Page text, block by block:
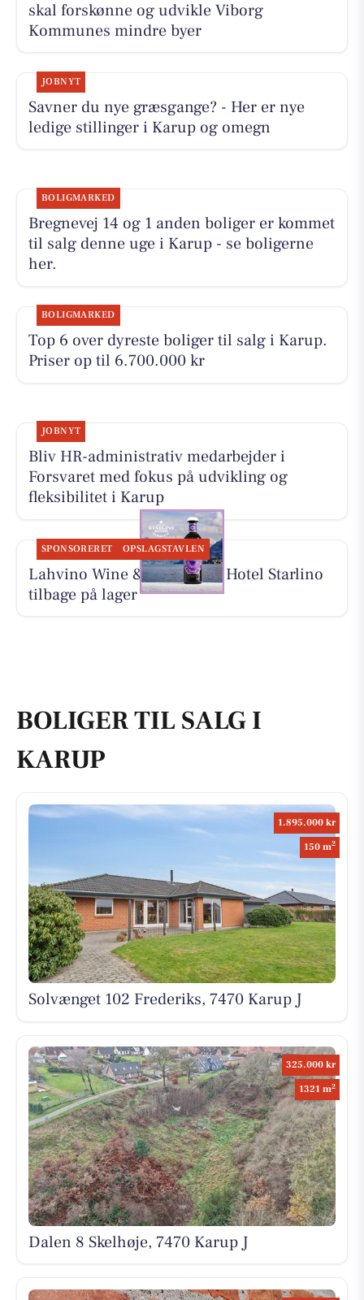
skal forskønne og udvikle Viborg
Kommunes mindre byer
JOBNYT
Savner du nye græsgange? - Her er nye
ledige stillinger i Karup og omegn
BOLIGMARKED
Bregnevej 14 og 1 anden boliger er kommet
til salg denne uge i Karup - se boligerne
her.
BOLIGMARKED
Top 6 over dyreste boliger til salg i Karup.
Priser op til 6.700.000 kr
JOBNYT
Bliv HR-administrativ medarbejder i
Forsvaret med fokus på udvikling og
fleksibilitet i Karup
SPONSORERET OPSLAGSTAVLEN
Lahvino Wine & Spirits har Hotel Starlino
tilbage på lager
BOLIGER TIL SALG I
KARUP
1.895.000 kr
150 m2
Solvænget 102 Frederiks, 7470 Karup J
325.000 kr
1321 m2
Dalen 8 Skelhøje, 7470 Karup J